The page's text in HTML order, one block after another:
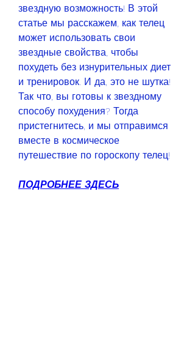
звездную возможность! В этой
статье мы расскажем, как телец
может использовать свои
звездные свойства, чтобы
похудеть без изнурительных диет
и тренировок. И да, это не шутка!
Так что, вы готовы к звездному
способу похудения? Тогда
пристегнитесь, и мы отправимся
вместе в космическое
путешествие по гороскопу телец!
ПОДРОБНЕЕ ЗДЕСЬ